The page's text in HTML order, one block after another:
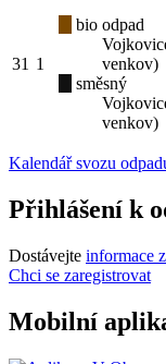
31 1
bio odpad
venkov)
směsný
venkov)
Kalendář svozu
Přihlášení k
Dostávejte informace
Chci se zaregistrovat
Mobilní